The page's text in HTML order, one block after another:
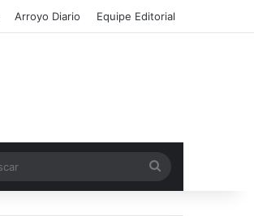
Arroyo Diario Equipe Editorial